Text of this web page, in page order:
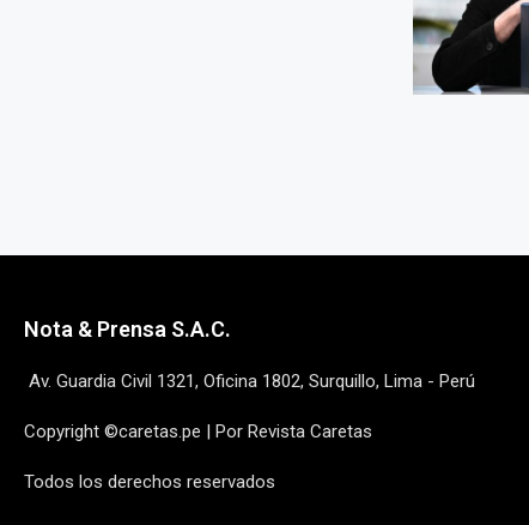
Nota & Prensa S.A.C.
Av. Guardia Civil 1321, Oficina 1802, Surquillo, Lima - Perú
Copyright ©caretas.pe | Por Revista Caretas
Todos los derechos reservados